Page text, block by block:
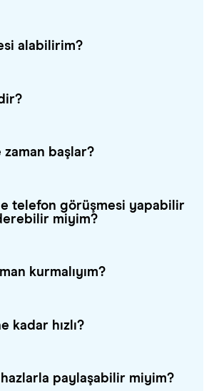
alabilirim?
zaman başlar?
telefon görüşmesi yapabilir
miyim?
kurmalıyım?
kadar hızlı?
paylaşabilir miyim?